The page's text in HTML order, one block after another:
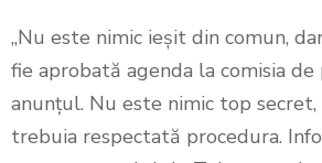
„Nu este nimic ieșit din comun,
fie aprobată agenda la comisia de
anunțul. Nu este nimic top
trebuia respectată procedura.